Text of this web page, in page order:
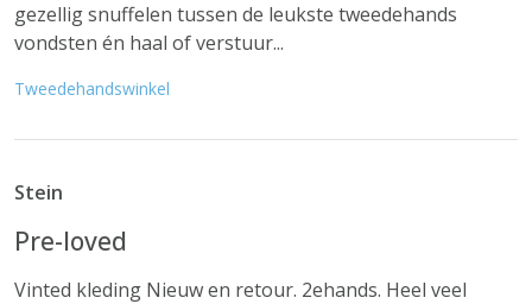
gezellig snuffelen tussen de leukste tweedehands
vondsten én haal of verstuur...
Tweedehandswinkel
Stein
Pre-loved
Vinted kleding Nieuw en retour. 2ehands. Heel veel